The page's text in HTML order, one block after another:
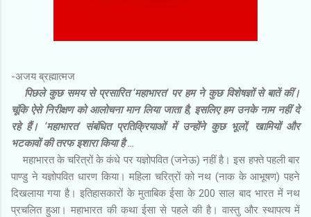
-अजय ब्रह्मात्मज
पिछले कुछ समय से प्रसारित ‘महाभारत’ पर हम ने कुछ विशेषज्ञों से बातें कीं।
चूंकि ऐसे निरीक्षण को आलोचना मान लिया जाता है, इसलिए हम उनके नाम नहीं दे
रहे हैं। ‘महाभारत’ संबंधित प्रतिक्रियाओं में उन्होंने कुछ भूलों, खामियों और
भटकावों की तरफ इशारा किया है ...
महाभारत के चरित्रों के कंधे पर यज्ञोपवित (जनेऊ) नहीं है। इस हफ्ते पहली बार
पाण्डु ने यज्ञोपवित धारण किया। महिला चरित्रों को नथ (नाक के आभूषण) पहने
दिखलाया गया है। इतिहासकारों के मुताबिक ईसा के 200 साल बाद भारत में नथ
प्रचलित हुआ। महाभारत की कथा ईसा से पहले की है। वास्तु और स्थापत्य में